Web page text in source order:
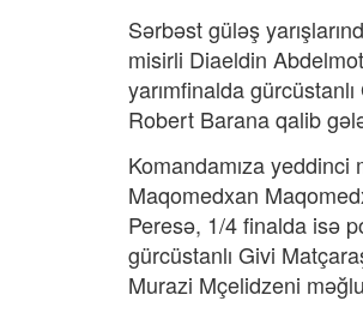
Sərbəst güləş
misirli Diaeldin
yarımfinalda
Robert Barana qalib
Komandamıza
Maqomedxan
Peresə, 1/4 finalda isə
gürcüstanlı Givi
Murazi Mçelidzeni